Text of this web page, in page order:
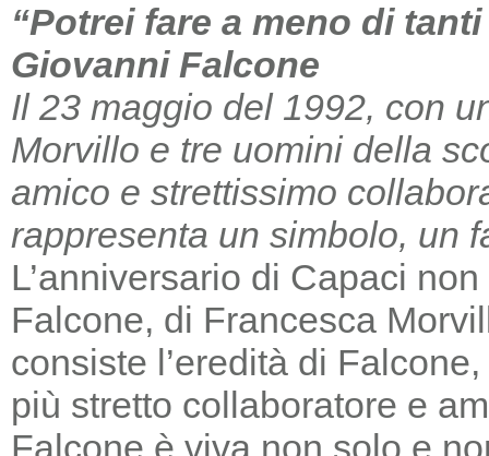
“Potrei fare a meno di
Giovanni Falcone
Il 23 maggio del 1992, con
Morvillo e tre uomini della
amico e strettissimo
rappresenta un simbolo, un
L’anniversario di Capaci
Falcone, di Francesca
consiste l’eredità di
più stretto collaboratore e